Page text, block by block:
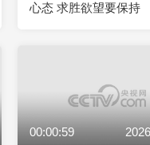
心态 求胜欲望要保持
00:00:59